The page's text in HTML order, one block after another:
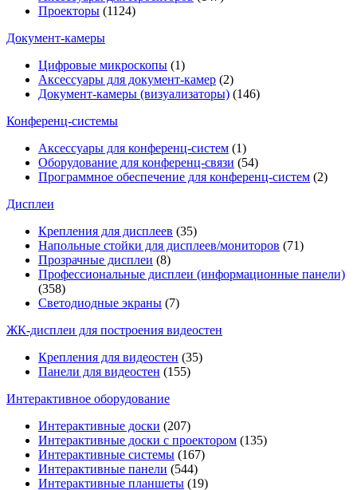
Проекторы (1124)
Документ-камеры
Цифровые микроскопы (1)
Аксессуары для документ-камер (2)
Документ-камеры (визуализаторы) (146)
Конференц-системы
Аксессуары для конференц-систем (1)
Оборудование для конференц-связи (54)
Программное обеспечение для конференц-систем (2)
Дисплеи
Крепления для дисплеев (35)
Напольные стойки для дисплеев/мониторов (71)
Прозрачные дисплеи (8)
Профессиональные дисплеи (информационные панели)
(358)
Светодиодные экраны (7)
ЖК-дисплеи для построения видеостен
Крепления для видеостен (35)
Панели для видеостен (155)
Интерактивное оборудование
Интерактивные доски (207)
Интерактивные доски с проектором (135)
Интерактивные системы (167)
Интерактивные панели (544)
Интерактивные планшеты (19)